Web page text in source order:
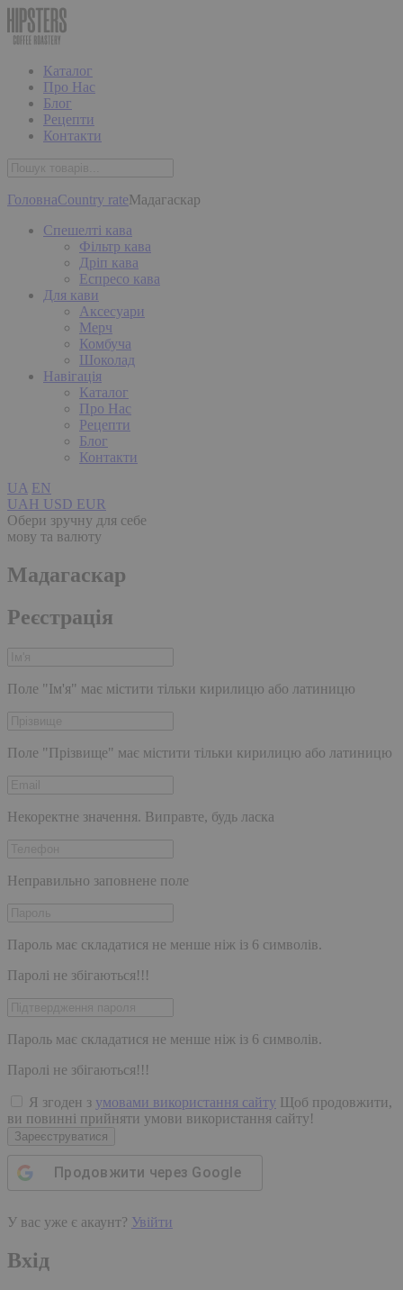
Каталог
Про Нас
Блог
Рецепти
Контакти
ГоловнаCountry rateМадагаскар
Спешелті кава
Фільтр кава
Дріп кава
Еспресо кава
Для кави
Аксесуари
Мерч
Комбуча
Шоколад
Навігація
Каталог
Про Нас
Рецепти
Блог
Контакти
UA EN
UAH USD EUR
Обери зручну для себе
мову та валюту
Мадагаскар
Реєстрація
Поле "Ім'я" має містити тільки кирилицю або латиницю
Поле "Прізвище" має містити тільки кирилицю або латиницю
Некоректне значення. Виправте, будь ласка
Неправильно заповнене поле
Пароль має складатися не менше ніж із 6 символів.
Паролі не збігаються!!!
Пароль має складатися не менше ніж із 6 символів.
Паролі не збігаються!!!
Я згоден з умовами використання сайту Щоб продовжити,
ви повинні прийняти умови використання сайту!
Зареєструватися
Продовжити через Google
У вас уже є акаунт? Увійти
Вхід